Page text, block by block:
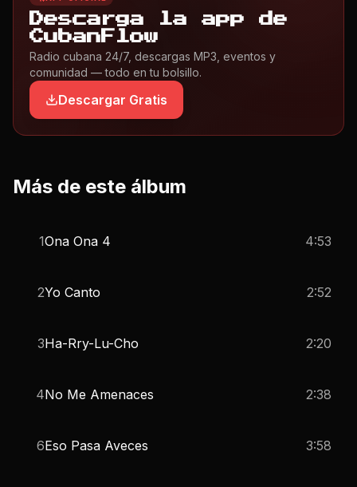
Descarga la app de
CubanFlow
Radio cubana 24/7, descargas MP3, eventos y
comunidad — todo en tu bolsillo.
Descargar Gratis
Más de este álbum
1Ona Ona 4 4:53
2Yo Canto 2:52
3Ha-Rry-Lu-Cho 2:20
4No Me Amenaces 2:38
6Eso Pasa Aveces 3:58